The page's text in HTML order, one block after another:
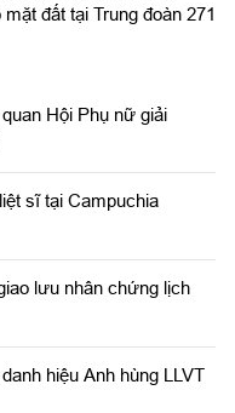
đất tại Trung đoàn 271
Hội Phụ nữ giải
sĩ tại Campuchia
lưu nhân chứng lịch
hiệu Anh hùng LLVT